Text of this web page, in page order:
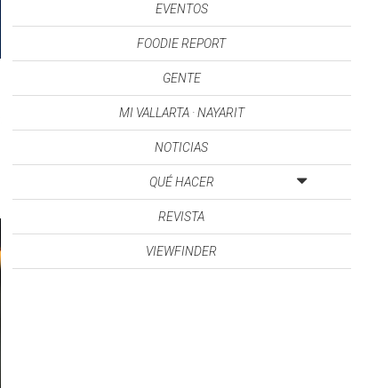
EVENTOS
FOODIE REPORT
GENTE
MI VALLARTA · NAYARIT
NOTICIAS
QUÉ HACER
REVISTA
VIEWFINDER